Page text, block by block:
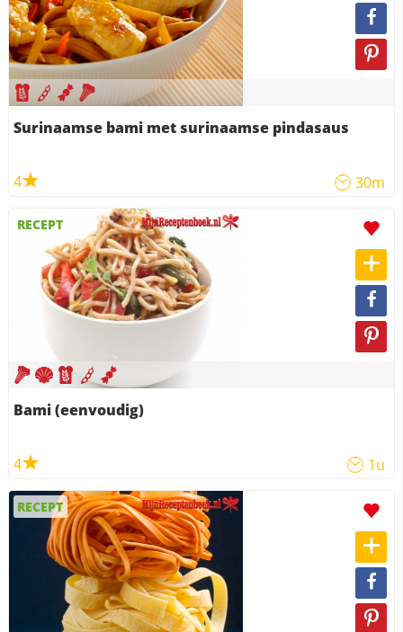
Surinaamse bami met surinaamse pindasaus
4 30m
RECEPT
Bami (eenvoudig)
4 1u
RECEPT